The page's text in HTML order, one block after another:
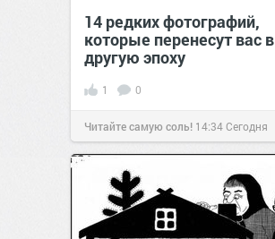
14 редких фотографий,
которые перенесут вас в
другую эпоху
1 0
Читайте самую соль! 14:34Сегодня